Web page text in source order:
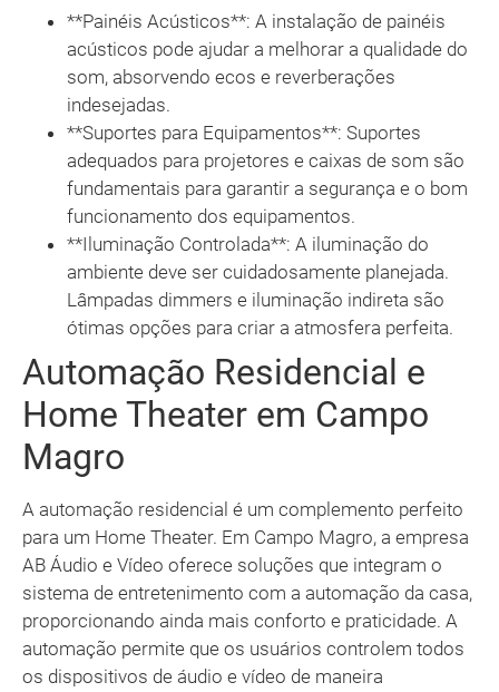
**Painéis Acústicos**: A instalação de painéis
acústicos pode ajudar a melhorar a qualidade do
som, absorvendo ecos e reverberações
indesejadas.
**Suportes para Equipamentos**: Suportes
adequados para projetores e caixas de som são
fundamentais para garantir a segurança e o bom
funcionamento dos equipamentos.
**Iluminação Controlada**: A iluminação do
ambiente deve ser cuidadosamente planejada.
Lâmpadas dimmers e iluminação indireta são
ótimas opções para criar a atmosfera perfeita.
Automação Residencial e
Home Theater em Campo
Magro
A automação residencial é um complemento perfeito
para um Home Theater. Em Campo Magro, a empresa
AB Áudio e Vídeo oferece soluções que integram o
sistema de entretenimento com a automação da casa,
proporcionando ainda mais conforto e praticidade. A
automação permite que os usuários controlem todos
os dispositivos de áudio e vídeo de maneira